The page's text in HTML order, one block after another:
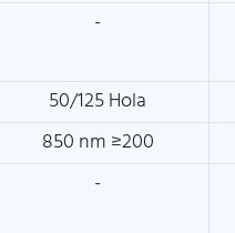
-
50/125 Hola
850 nm ≥200
-